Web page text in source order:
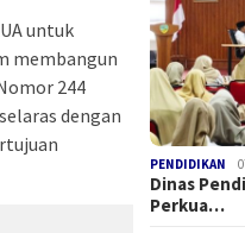
untuk
membangun
244
dengan
PENDIDIKAN
Dinas
Perkua…